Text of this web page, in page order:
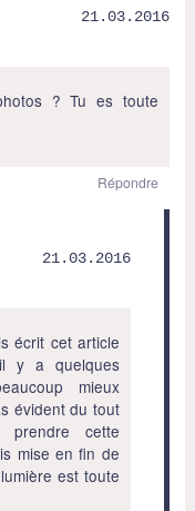
21.03.2016
? Tu es toute
Répondre
21.03.2016
écrit cet article
il y a quelques
mieux
évident du tout
cette
mise en fin de
est toute